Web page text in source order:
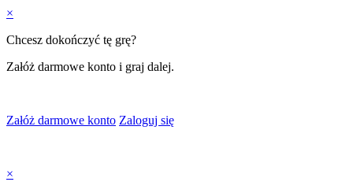
×
Chcesz dokończyć tę grę?
Załóż darmowe konto i graj dalej.
Załóż darmowe konto Zaloguj się
×